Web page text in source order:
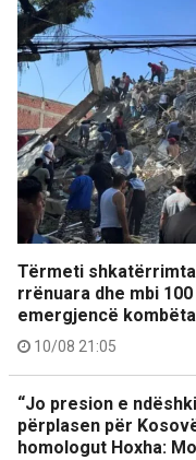
Tërmeti
rrënuara dhe mbi
emergjencë
10/08 21:05
“Jo presion e
përplasen për
homologut Hoxha: